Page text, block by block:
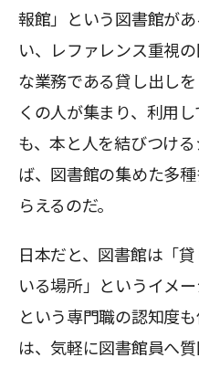
報館」という図書館が
い、レファレンス重視
な業務である貸し出し
くの人が集まり、利用
も、本と人を結びつけ
ば、図書館の集めた多
らえるのだ。
日本だと、図書館は「
いる場所」というイメ
という専門職の認知度
は、気軽に図書館員へ